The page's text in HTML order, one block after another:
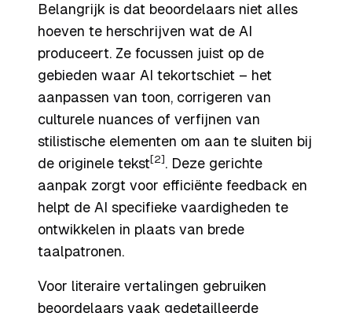
Belangrijk is dat beoordelaars niet alles
hoeven te herschrijven wat de AI
produceert. Ze focussen juist op de
gebieden waar AI tekortschiet – het
aanpassen van toon, corrigeren van
culturele nuances of verfijnen van
stilistische elementen om aan te sluiten bij
de originele tekst[2] . Deze gerichte
aanpak zorgt voor efficiënte feedback en
helpt de AI specifieke vaardigheden te
ontwikkelen in plaats van brede
taalpatronen.
Voor literaire vertalingen gebruiken
beoordelaars vaak gedetailleerde